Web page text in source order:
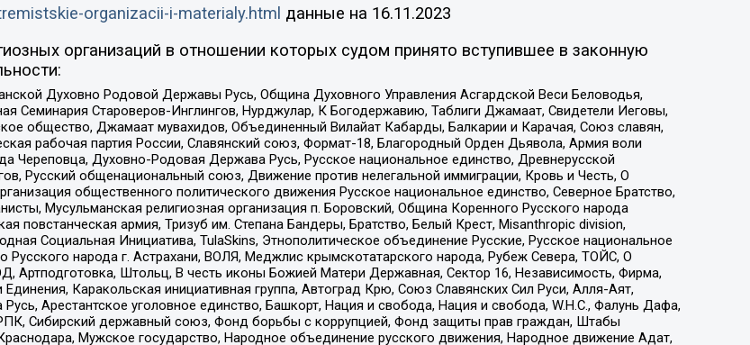
organizacii-i-materialy.html данные на 16.11.2023
организаций в отношении которых судом принято вступившее в законную
Духовно Родовой Державы Русь, Община Духовного Управления Асгардской Веси Беловодья,
Семинария Староверов-Инглингов, Нурджулар, К Богодержавию, Таблиги Джамаат, Свидетели Иеговы,
общество, Джамаат мувахидов, Объединенный Вилайат Кабарды, Балкарии и Карачая, Союз славян,
рабочая партия России, Славянский союз, Формат-18, Благородный Орден Дьявола, Армия воли
Череповца, Духовно-Родовая Держава Русь, Русское национальное единство, Древнерусской
Русский общенациональный союз, Движение против нелегальной иммиграции, Кровь и Честь, О
общественного политического движения Русское национальное единство, Северное Братство,
Мусульманская религиозная организация п. Боровский, Община Коренного Русского народа
повстанческая армия, Тризуб им. Степана Бандеры, Братство, Белый Крест, Misanthropic division,
Социальная Инициатива, TulaSkins, Этнополитическое объединение Русские, Русское национальное
народа г. Астрахани, ВОЛЯ, Меджлис крымскотатарского народа, Рубеж Севера, ТОЙС, О
Артподготовка, Штольц, В честь иконы Божией Матери Державная, Сектор 16, Независимость, Фирма,
Каракольская инициативная группа, Автоград Крю, Союз Славянских Сил Руси, Алля-Аят,
Арестантское уголовное единство, Башкорт, Нация и свобода, Нация и свобода, W.H.С., Фалунь Дафа,
Сибирский державный союз, Фонд борьбы с коррупцией, Фонд защиты прав граждан, Штабы
Мужское государство, Народное объединение русского движения, Народное движение Адат,